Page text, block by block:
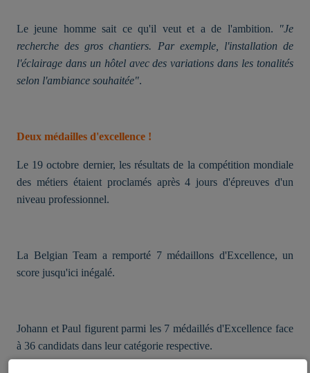
Le jeune homme sait ce qu'il veut et a de l'ambition.
"Je
recherche des gros chantiers. Par exemple, l'installation de
l'éclairage dans un hôtel avec des variations dans les tonalités
selon l'ambiance souhaitée".
Deux médailles d'excellence !
Le 19 octobre dernier, les résultats de la compétition mondiale
des métiers étaient proclamés après 4 jours d'épreuves d'un
niveau professionnel.
La Belgian Team a remporté 7 médaillons d'Excellence, un
score jusqu'ici inégalé.
Johann et Paul figurent parmi les 7 médaillés d'Excellence face
à 36 candidats dans leur catégorie respective.